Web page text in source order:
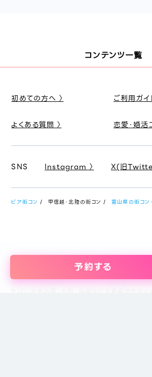
予約する
コンテンツ一覧
初めての方へ 〉 ご利用ガイ
よくある質問 〉 恋愛・婚活
SNS Instagram 〉 X(旧
ピア街コン 甲信越・北陸の街コン 富山県の街コン
婚活パーティー・恋活イベント・街コン・趣味コ
らイベント情報のポータルサイト「ピア街コン」